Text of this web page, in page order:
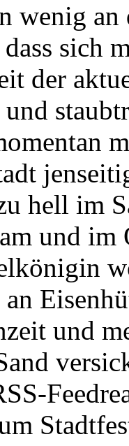
wenig an
sich
der
hell im
und
und